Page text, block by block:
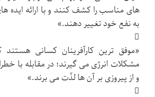
های مناسب را کشف کنند و با ارائه ایده
به نفع خود تغییر دهند.»
«موفق ترین کارآفرینان کسانی هستند
مشکلات انرژی می گیرند؛ در مقابله با
و از پیروزی بر آن ها لذّت می برند.»